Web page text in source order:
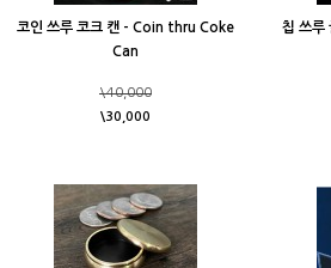
코인 쓰루 코크 캔 - Coin thru Coke
Can
\40,000
\30,000
칩 쓰루